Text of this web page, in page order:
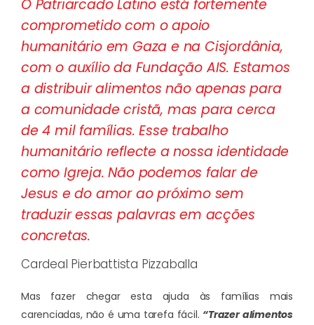
O Patriarcado Latino está fortemente
comprometido com o apoio
humanitário em Gaza e na Cisjordânia,
com o auxílio da Fundação AIS. Estamos
a distribuir alimentos não apenas para
a comunidade cristã, mas para cerca
de 4 mil famílias. Esse trabalho
humanitário reflecte a nossa identidade
como Igreja. Não podemos falar de
Jesus e do amor ao próximo sem
traduzir essas palavras em acções
concretas.
Cardeal Pierbattista Pizzaballa
Mas fazer chegar esta ajuda às famílias mais
carenciadas, não é uma tarefa fácil. “Trazer alimentos